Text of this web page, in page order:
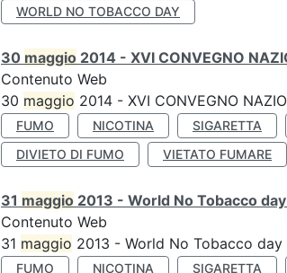
WORLD NO TOBACCO DAY
30 maggio 2014 - XVI CONVEGNO
Contenuto Web
30 maggio 2014 - XVI CONVEGNO
FUMO NICOTINA SIGARETTA
DIVIETO DI FUMO
VIETATO FUMARE
31 maggio 2013 - World No Tobacco
Contenuto Web
31 maggio 2013 - World No Tobacco day
FUMO NICOTINA SIGARETTA